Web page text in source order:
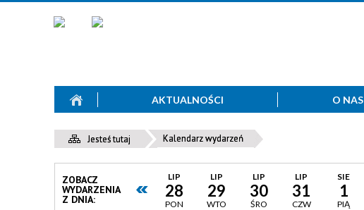
AKTUALNOŚCI O NAS
Jesteś tutaj Kalendarz wydarzeń
ZOBACZ
WYDARZENIA
Z DNIA:
LIP
28
PON
LIP
29
WTO
LIP
30
ŚRO
LIP
31
CZW
SIE
1
PIĄ